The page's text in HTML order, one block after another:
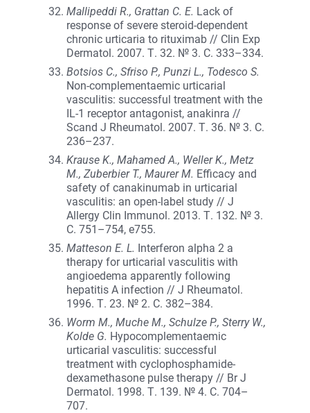
Mallipeddi R., Grattan C. E. Lack of
response of severe steroid-dependent
chronic urticaria to rituximab // Clin Exp
Dermatol. 2007. Т. 32. № 3. С. 333–334.
Botsios C., Sfriso P., Punzi L., Todesco S.
Non-complementaemic urticarial
vasculitis: successful treatment with the
IL-1 receptor antagonist, anakinra //
Scand J Rheumatol. 2007. Т. 36. № 3. С.
236–237.
Krause K., Mahamed A., Weller K., Metz
M., Zuberbier T., Maurer M. Efficacy and
safety of canakinumab in urticarial
vasculitis: an open-label study // J
Allergy Clin Immunol. 2013. Т. 132. № 3.
С. 751–754, e755.
Matteson E. L. Interferon alpha 2 a
therapy for urticarial vasculitis with
angioedema apparently following
hepatitis A infection // J Rheumatol.
1996. Т. 23. № 2. С. 382–384.
Worm M., Muche M., Schulze P., Sterry W.,
Kolde G. Hypocomplementaemic
urticarial vasculitis: successful
treatment with cyclophosphamide-
dexamethasone pulse therapy // Br J
Dermatol. 1998. Т. 139. № 4. С. 704–
707.